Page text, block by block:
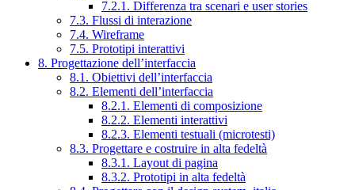
7.2.1. Differenza tra scenari e user stories
7.3. Flussi di interazione
7.4. Wireframe
7.5. Prototipi interattivi
8. Progettazione dell’interfaccia
8.1. Obiettivi dell’interfaccia
8.2. Elementi dell’interfaccia
8.2.1. Elementi di composizione
8.2.2. Elementi interattivi
8.2.3. Elementi testuali (microtesti)
8.3. Progettare e costruire in alta fedeltà
8.3.1. Layout di pagina
8.3.2. Prototipi in alta fedeltà